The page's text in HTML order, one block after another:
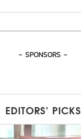
- SPONSORS -
EDITORS’ PICKS